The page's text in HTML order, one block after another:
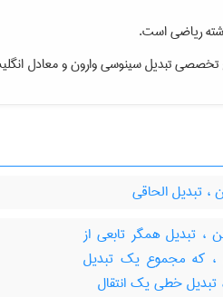
رياضیاست.
تخصصیتبدیل سینوسی وارونو معادل
، تبدیل الحاقی
، تبدیل همگر تابعی از
که مجموع یک تبدیل
خطی یک انتقال